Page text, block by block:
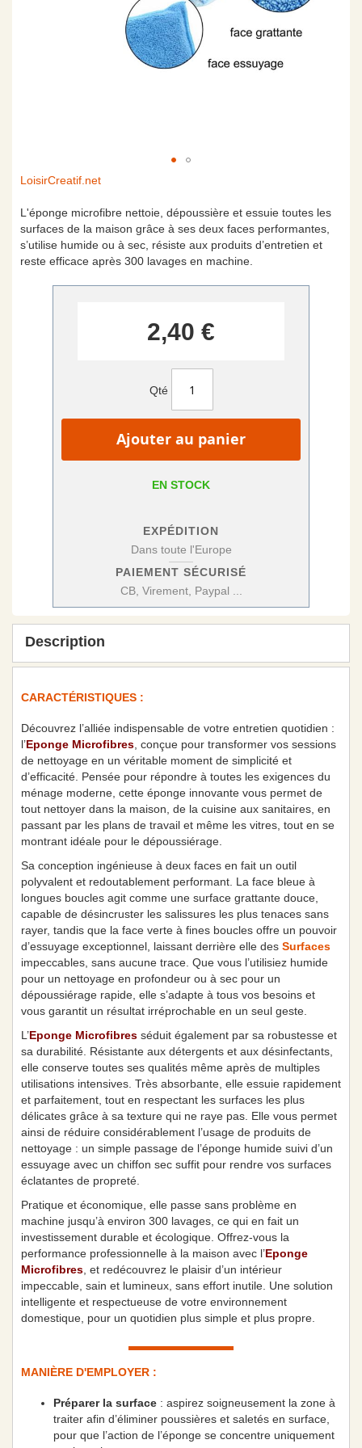
LoisirCreatif.net
L'éponge microfibre nettoie, dépoussière et essuie toutes les
surfaces de la maison grâce à ses deux faces performantes,
s’utilise humide ou à sec, résiste aux produits d’entretien et
reste efficace après 300 lavages en machine.
2,40 €
Qté
Ajouter au panier
EN STOCK
EXPÉDITION
Dans toute l'Europe
PAIEMENT SÉCURISÉ
CB, Virement, Paypal ...
Skip
the
beginning
of
the
Description
CARACTÉRISTIQUES :
Découvrez l’alliée indispensable de votre entretien quotidien :
l’Eponge Microfibres , conçue pour transformer vos sessions
de nettoyage en un véritable moment de simplicité et
d’efficacité. Pensée pour répondre à toutes les exigences du
ménage moderne, cette éponge innovante vous permet de
tout nettoyer dans la maison, de la cuisine aux sanitaires, en
passant par les plans de travail et même les vitres, tout en se
montrant idéale pour le dépoussiérage.
Sa conception ingénieuse à deux faces en fait un outil
polyvalent et redoutablement performant. La face bleue à
longues boucles agit comme une surface grattante douce,
capable de désincruster les salissures les plus tenaces sans
rayer, tandis que la face verte à fines boucles offre un pouvoir
d’essuyage exceptionnel, laissant derrière elle des Surfaces
impeccables, sans aucune trace. Que vous l’utilisiez humide
pour un nettoyage en profondeur ou à sec pour un
dépoussiérage rapide, elle s’adapte à tous vos besoins et
vous garantit un résultat irréprochable en un seul geste.
L’Eponge Microfibres séduit également par sa robustesse et
sa durabilité. Résistante aux détergents et aux désinfectants,
elle conserve toutes ses qualités même après de multiples
utilisations intensives. Très absorbante, elle essuie rapidement
et parfaitement, tout en respectant les surfaces les plus
délicates grâce à sa texture qui ne raye pas. Elle vous permet
ainsi de réduire considérablement l’usage de produits de
nettoyage : un simple passage de l’éponge humide suivi d’un
essuyage avec un chiffon sec suffit pour rendre vos surfaces
éclatantes de propreté.
Pratique et économique, elle passe sans problème en
machine jusqu’à environ 300 lavages, ce qui en fait un
investissement durable et écologique. Offrez-vous la
performance professionnelle à la maison avec l’Eponge
Microfibres , et redécouvrez le plaisir d’un intérieur
impeccable, sain et lumineux, sans effort inutile. Une solution
intelligente et respectueuse de votre environnement
domestique, pour un quotidien plus simple et plus propre.
MANIÈRE D'EMPLOYER :
Préparer la surface : aspirez soigneusement la zone à
traiter afin d’éliminer poussières et saletés en surface,
pour que l’action de l’éponge se concentre uniquement